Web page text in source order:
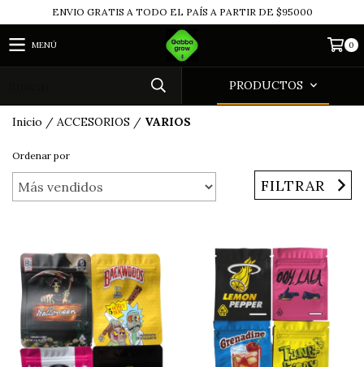
ENVIO GRATIS A TODO EL PAÍS A PARTIR DE $95000
MENÚ 0
PRODUCTOS
Inicio / ACCESORIOS / VARIOS
Ordenar por
FILTRAR